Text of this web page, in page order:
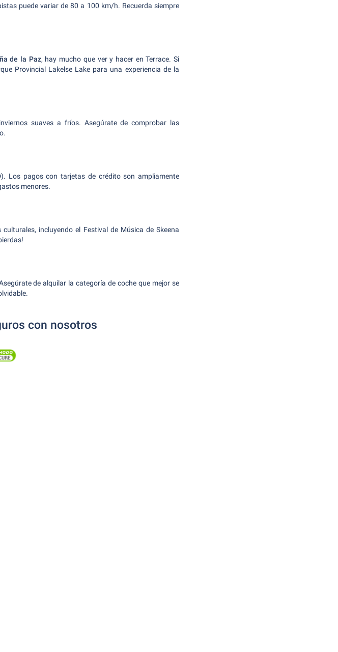
puede variar de 80 a 100 km/h. Recuerda siempre
de la Paz, hay mucho que ver y hacer en Terrace. Si
Provincial Lakelse Lake para una experiencia de la
suaves a fríos. Asegúrate de comprobar las
Los pagos con tarjetas de crédito son ampliamente
menores.
incluyendo el Festival de Música de Skeena
de alquilar la categoría de coche que mejor se
con nosotros